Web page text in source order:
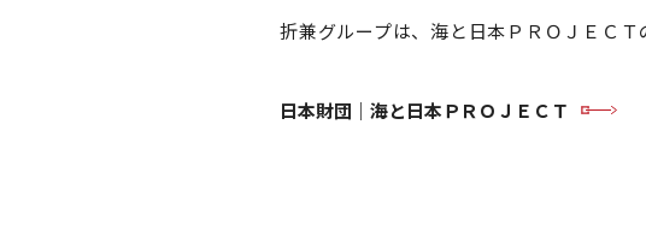
折兼グループは、海と日本ＰＲＯＪＥＣＴ
日本財団｜海と日本ＰＲＯＪＥＣＴ